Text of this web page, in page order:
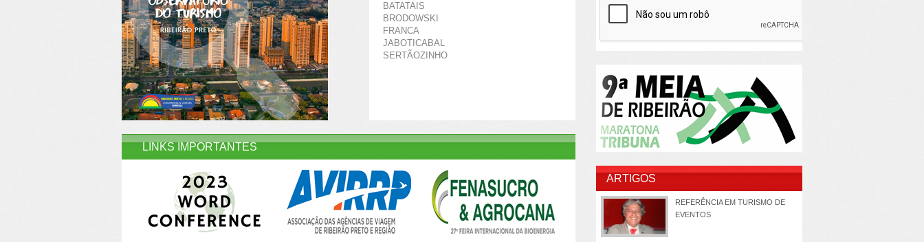
BATATAIS
BRODOWSKI
FRANCA
JABOTICABAL
SERTÃOZINHO
LINKS IMPORTANTES
ARTIGOS
REFERÊNCIA EM TURISMO DE
EVENTOS